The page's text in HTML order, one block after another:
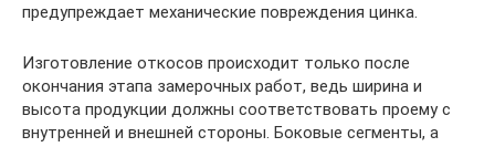
предупреждает механические повреждения цинка.
Изготовление откосов происходит только после
окончания этапа замерочных работ, ведь ширина и
высота продукции должны соответствовать проему с
внутренней и внешней стороны. Боковые сегменты, а